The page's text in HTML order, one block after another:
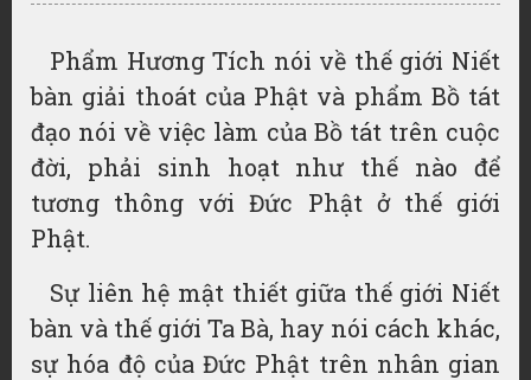
Phẩm Hương Tích nói về thế giới Niết
bàn giải thoát của Phật và phẩm Bồ tát
đạo nói về việc làm của Bồ tát trên cuộc
đời, phải sinh hoạt như thế nào để
tương thông với Đức Phật ở thế giới
Phật.
Sự liên hệ mật thiết giữa thế giới Niết
bàn và thế giới Ta Bà, hay nói cách khác,
sự hóa độ của Đức Phật trên nhân gian